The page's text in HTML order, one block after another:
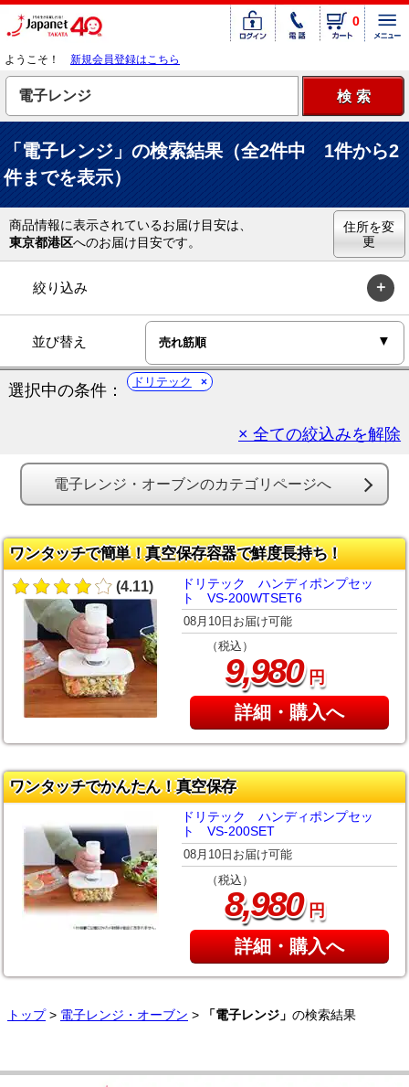
0
ようこそ！ 新規会員登録はこちら
「電子レンジ」の検索結果（全2件中 1件から2
件までを表示）
商品情報に表示されているお届け目安は、
東京都港区へのお届け目安です。
住所を変
更
絞り込み
並び替え
選択中の条件： ドリテック
× 全ての絞込みを解除
電子レンジ・オーブンのカテゴリページへ
ワンタッチで簡単！真空保存容器で鮮度長持ち！
(4.11)
ドリテック ハンディポンプセッ
ト VS-200WTSET6
08月10日お届け可能
（税込）
9,980円
詳細・購入へ
ワンタッチでかんたん！真空保存
ドリテック ハンディポンプセッ
ト VS-200SET
08月10日お届け可能
（税込）
8,980円
詳細・購入へ
トップ> 電子レンジ・オーブン > 「電子レンジ」 の検索結果